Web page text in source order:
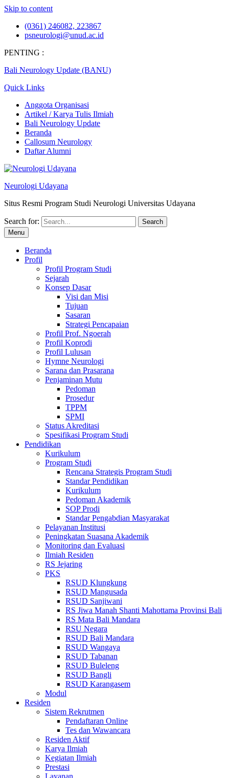
Skip to content
(0361) 246082, 223867
psneurologi@unud.ac.id
PENTING :
Bali Neurology Update (BANU)
Quick Links
Anggota Organisasi
Artikel / Karya Tulis Ilmiah
Bali Neurology Update
Beranda
Callosum Neurology
Daftar Alumni
Neurologi Udayana
Situs Resmi Program Studi Neurologi Universitas Udayana
Search for:
Menu
Beranda
Profil
Profil Program Studi
Sejarah
Konsep Dasar
Visi dan Misi
Tujuan
Sasaran
Strategi Pencapaian
Profil Prof. Ngoerah
Profil Koprodi
Profil Lulusan
Hymne Neurologi
Sarana dan Prasarana
Penjaminan Mutu
Pedoman
Prosedur
TPPM
SPMI
Status Akreditasi
Spesifikasi Program Studi
Pendidikan
Kurikulum
Program Studi
Rencana Strategis Program Studi
Standar Pendidikan
Kurikulum
Pedoman Akademik
SOP Prodi
Standar Pengabdian Masyarakat
Pelayanan Institusi
Peningkatan Suasana Akademik
Monitoring dan Evaluasi
Ilmiah Residen
RS Jejaring
PKS
RSUD Klungkung
RSUD Mangusada
RSUD Sanjiwani
RS Jiwa Manah Shanti Mahottama Provinsi Bali
RS Mata Bali Mandara
RSU Negara
RSUD Bali Mandara
RSUD Wangaya
RSUD Tabanan
RSUD Buleleng
RSUD Bangli
RSUD Karangasem
Modul
Residen
Sistem Rekrutmen
Pendaftaran Online
Tes dan Wawancara
Residen Aktif
Karya Ilmiah
Kegiatan Ilmiah
Prestasi
Layanan